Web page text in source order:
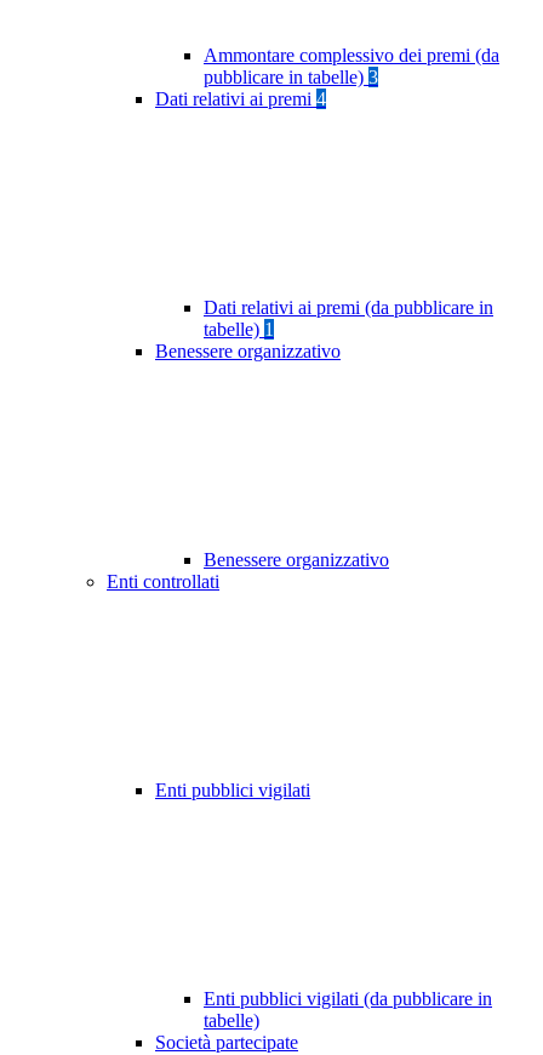
Ammontare complessivo dei premi (da
pubblicare in tabelle) 3
Dati relativi ai premi 4
Dati relativi ai premi (da pubblicare in
tabelle) 1
Benessere organizzativo
Benessere organizzativo
Enti controllati
Enti pubblici vigilati
Enti pubblici vigilati (da pubblicare in
tabelle)
Società partecipate